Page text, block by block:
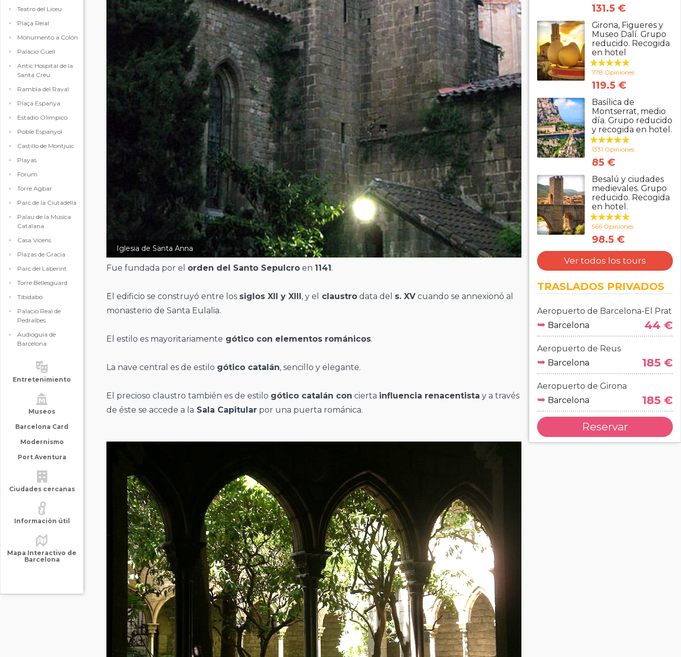
Teatro del Liceu
Plaça Reial
Monumento a Colón
Palacio Güell
Antic Hospital de la
Santa Creu
Rambla del Raval
Plaça Espanya
Estadio Olímpico
Poble Espanyol
Castillo de Montjuïc
Playas
Fòrum
Torre Agbar
Parc de la Ciutadella
Palau de la Música
Catalana
Casa Vicens
Plazas de Gracia
Parc del Laberint
Torre Bellesguard
Tibidabo
Palacio Real de
Pedralbes
Audioguía de
Barcelona
Entretenimiento
Museos
Barcelona Card
Modernismo
Port Aventura
Ciudades cercanas
Información útil
Mapa Interactivo de
Barcelona
Iglesia de Santa Anna
Fue fundada por el orden del Santo Sepulcro en 1141 .
El edificio se construyó entre los siglos XII y XIII , y el claustro data del s. XV cuando se annexionó al
monasterio de Santa Eulalia.
El estilo es mayoritariamente gótico con elementos románicos.
La nave central es de estilo gótico catalán, sencillo y elegante.
El precioso claustro también es de estilo gótico catalán con cierta influencia renacentista y a través
de éste se accede a la Sala Capitular por una puerta románica.
131.5 €
Girona, Figueres y
Museo Dalí. Grupo
reducido. Recogida
en hotel
778 Opiniones
119.5 €
Basílica de
Montserrat, medio
día. Grupo reducido
y recogida en hotel.
1331 Opiniones
85 €
Besalú y ciudades
medievales. Grupo
reducido. Recogida
en hotel.
566 Opiniones
98.5 €
Ver todos los tours
TRASLADOS PRIVADOS
Aeropuerto de Barcelona-El Prat
➥ Barcelona 44 €
Aeropuerto de Reus
➥ Barcelona 185 €
Aeropuerto de Girona
➥ Barcelona 185 €
Reservar